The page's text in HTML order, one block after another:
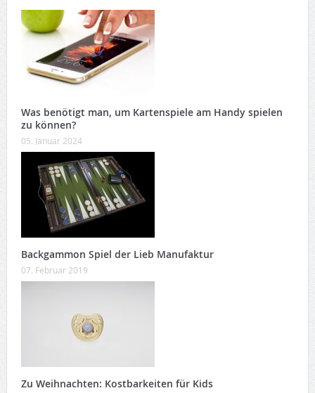
Was benötigt man, um Kartenspiele am Handy spielen
zu können?
05. Januar 2024
Backgammon Spiel der Lieb Manufaktur
07. Februar 2019
Zu Weihnachten: Kostbarkeiten für Kids